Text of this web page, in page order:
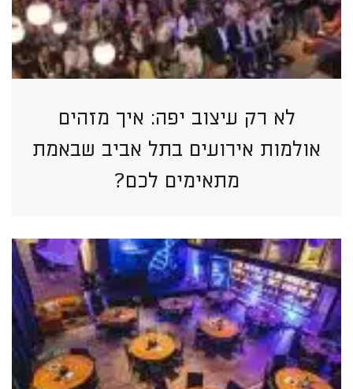
לא רק עיצוב יפה: איך מזהים
אולמות אירועים בתל אביב שבאמת
מתאימים לכם?